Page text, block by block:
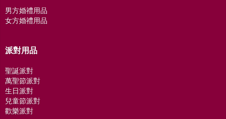
男方婚禮用品
女方婚禮用品
派對用品
聖誕派對
萬聖節派對
生日派對
兒童節派對
歡樂派對